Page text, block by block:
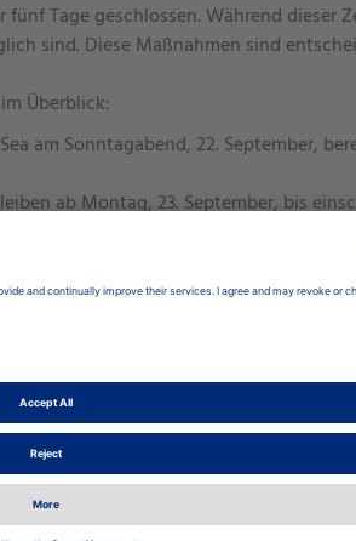
fünf Tage geschlossen. Während dieser
sind. Diese Maßnahmen sind
Überblick:
am Sonntagabend, 22. September,
ab Montag, 23. September, bis
„Schwimmparadies Jena“ oder
„Schwimmparadies Jena“
„Schwimmparadies
und Erlebnisbad SAALEMAXX in
amSamstag, 28. September 2024,